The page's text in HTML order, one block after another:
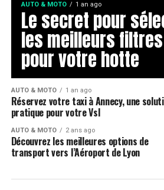
AUTO & MOTO 1 an ago
Le secret pour
les meilleurs
pour votre hotte
AUTO & MOTO 1 an ago
Réservez votre taxi à Annecy, une
pratique pour votre Vsl
AUTO & MOTO 2 ans ago
Découvrez les meilleures options de
transport vers l’Aéroport de Lyon